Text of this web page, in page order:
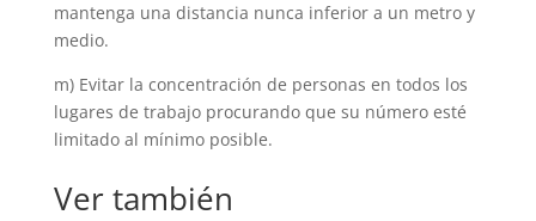
mantenga una distancia nunca inferior a un metro y
medio.
m) Evitar la concentración de personas en todos los
lugares de trabajo procurando que su número esté
limitado al mínimo posible.
Ver también